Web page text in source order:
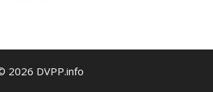
2026 DVPP.info